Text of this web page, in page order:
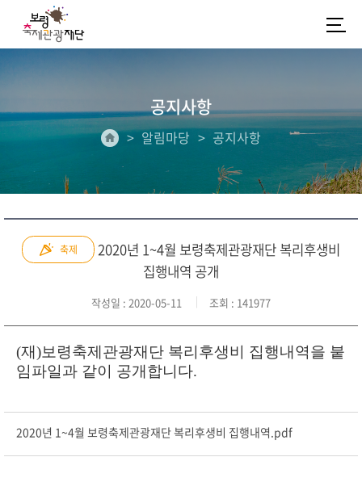
공지사항
알림마당 공지사항
축제
2020년 1~4월 보령축제관광재단 복리후생비
집행내역 공개
작성일 : 2020-05-11 조회 : 141977
(재)보령축제관광재단 복리후생비 집행내역을 붙
임파일과 같이 공개합니다.
2020년 1~4월 보령축제관광재단 복리후생비 집행내역.pdf